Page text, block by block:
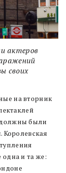
актеров
своих
на вторник
были
Королевская
одна и та же: